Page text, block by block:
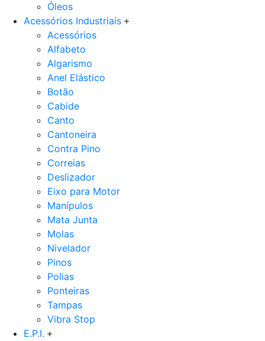
Óleos
Acessórios Industriais
Acessórios
Alfabeto
Algarismo
Anel Elástico
Botão
Cabide
Canto
Cantoneira
Contra Pino
Correias
Deslizador
Eixo para Motor
Manípulos
Mata Junta
Molas
Nivelador
Pinos
Polias
Ponteiras
Tampas
Vibra Stop
E.P.I.